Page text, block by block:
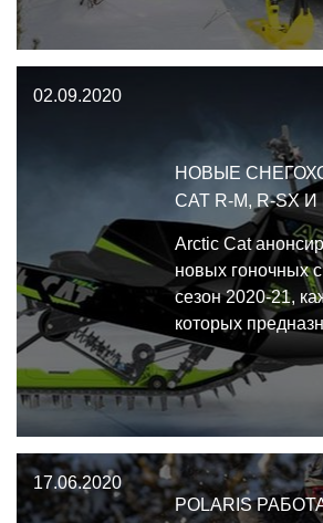
Grand Touring.
важной новостью
возвращение
02.09.2020
НОВЫЕ
CAT R-M, R-SX И
Arctic Cat
новых гоночных
сезон 2020-21,
которых
спортивной
R-SX и R-XC.
17.06.2020
POLARIS